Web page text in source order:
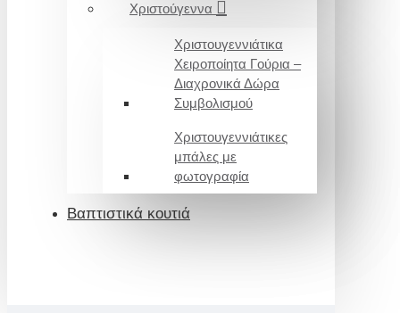
Χριστούγεννα
Χριστουγεννιάτικα
Χειροποίητα Γούρια –
Διαχρονικά Δώρα
Συμβολισμού
Χριστουγεννιάτικες
μπάλες με
φωτογραφία
Βαπτιστικά κουτιά